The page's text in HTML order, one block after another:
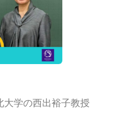
大学の西出裕子教授